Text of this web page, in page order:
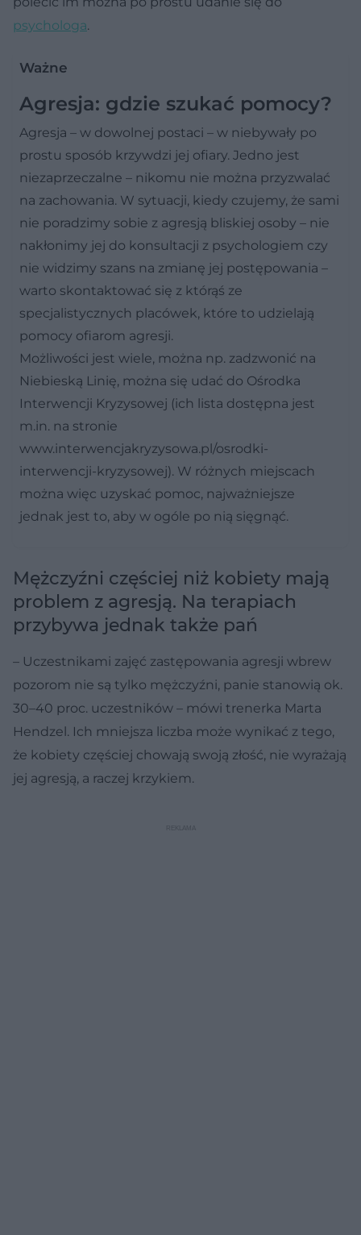
psychologa.
Ważne
Agresja: gdzie szukać pomocy?
Agresja – w dowolnej postaci – w niebywały po
prostu sposób krzywdzi jej ofiary. Jedno jest
niezaprzeczalne – nikomu nie można przyzwalać
na zachowania. W sytuacji, kiedy czujemy, że sami
nie poradzimy sobie z agresją bliskiej osoby – nie
nakłonimy jej do konsultacji z psychologiem czy
nie widzimy szans na zmianę jej postępowania –
warto skontaktować się z którąś ze
specjalistycznych placówek, które to udzielają
pomocy ofiarom agresji.
Możliwości jest wiele, można np. zadzwonić na
Niebieską Linię, można się udać do Ośrodka
Interwencji Kryzysowej (ich lista dostępna jest
m.in. na stronie
www.interwencjakryzysowa.pl/osrodki-
interwencji-kryzysowej). W różnych miejscach
można więc uzyskać pomoc, najważniejsze
jednak jest to, aby w ogóle po nią sięgnąć.
Mężczyźni częściej niż kobiety mają
problem z agresją. Na terapiach
przybywa jednak także pań
– Uczestnikami zajęć zastępowania agresji wbrew
pozorom nie są tylko mężczyźni, panie stanowią ok.
30–40 proc. uczestników – mówi trenerka Marta
Hendzel. Ich mniejsza liczba może wynikać z tego,
że kobiety częściej chowają swoją złość, nie wyrażają
jej agresją, a raczej krzykiem.